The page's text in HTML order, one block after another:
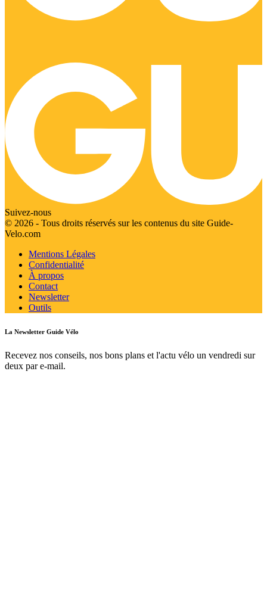
Suivez-nous
© 2026 - Tous droits réservés sur les contenus du site Guide-
Velo.com
Mentions Légales
Confidentialité
À propos
Contact
Newsletter
Outils
La Newsletter Guide Vélo
Recevez nos conseils, nos bons plans et l'actu vélo un vendredi sur
deux par e-mail.